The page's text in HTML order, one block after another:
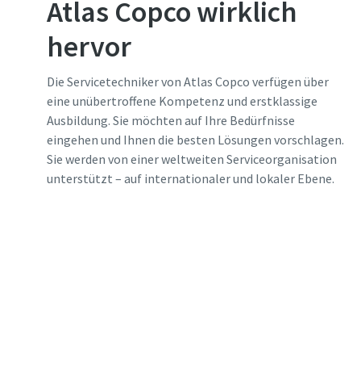
Atlas Copco wirklich
hervor
Die Servicetechniker von Atlas Copco verfügen über
eine unübertroffene Kompetenz und erstklassige
Ausbildung. Sie möchten auf Ihre Bedürfnisse
eingehen und Ihnen die besten Lösungen vorschlagen.
Sie werden von einer weltweiten Serviceorganisation
unterstützt – auf internationaler und lokaler Ebene.